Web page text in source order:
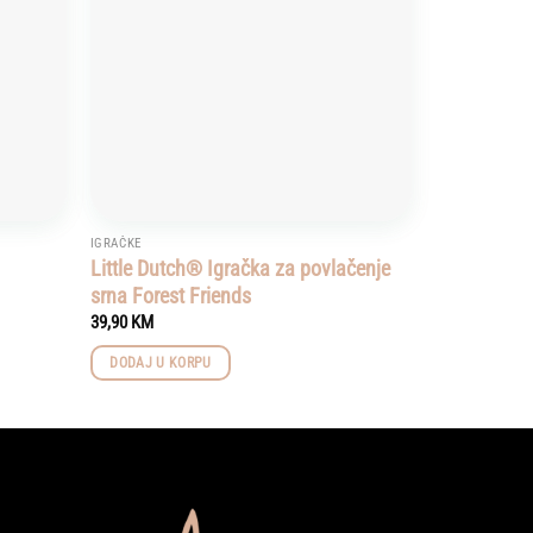
IGRAČKE
Little Dutch® Igračka za povlačenje
srna Forest Friends
39,90KM
DODAJ U KORPU